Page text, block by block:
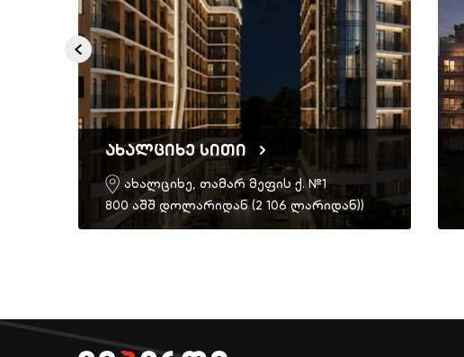
ახალციხე სითი
ახალციხე, თამარ მეფის ქ. №1
800 აშშ დოლარიდან (2 106 ლარიდან))